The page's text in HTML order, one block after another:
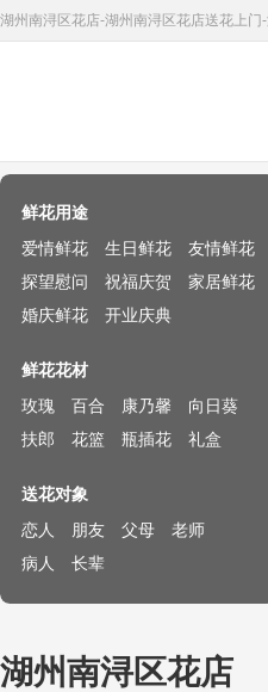
湖州南浔区花店-湖州南浔区花店送花上门
鲜花用途
爱情鲜花
生日鲜花
友情鲜花
探望慰问
祝福庆贺
家居鲜花
婚庆鲜花
开业庆典
鲜花花材
玫瑰
百合 康乃馨
向日葵
扶郎
花篮 瓶插花 礼盒
送花对象
恋人
朋友 父母
老师
病人
长辈
湖州南浔区花店